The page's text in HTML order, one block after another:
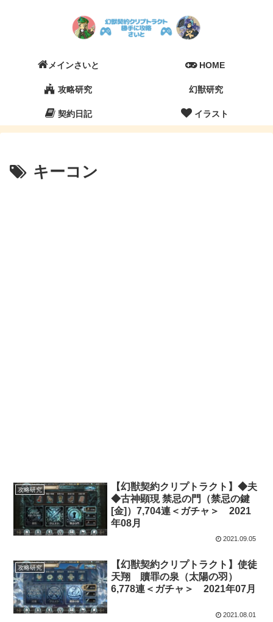
メインさいと HOME
攻略研究 幻獣研究
契約日記 イラスト
キーコン
攻略研究
【幻獣契約クリプトラクト】◆夫
◆古神顕現 禁忌の門（禁忌の鍵
[金]）7,704連＜ガチャ＞ 2021
年08月
2021.09.05
攻略研究
【幻獣契約クリプトラクト】使徒
天翔 贖罪の泉（太陽の羽）
6,778連＜ガチャ＞ 2021年07月
2021.08.01